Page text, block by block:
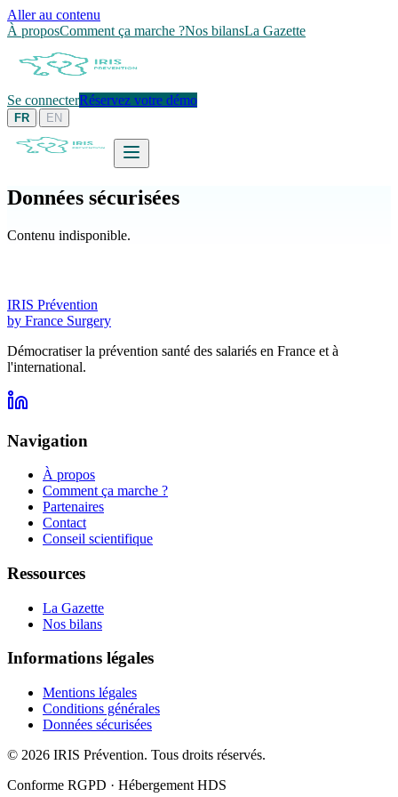
Aller au contenu
À proposComment ça marche ?Nos bilansLa Gazette
Se connecterRéservez votre démo
FR | EN
Données sécurisées
Contenu indisponible.
IRIS Prévention
by France Surgery
Démocratiser la prévention santé des salariés en France et à
l'international.
Navigation
À propos
Comment ça marche ?
Partenaires
Contact
Conseil scientifique
Ressources
La Gazette
Nos bilans
Informations légales
Mentions légales
Conditions générales
Données sécurisées
© 2026 IRIS Prévention. Tous droits réservés.
Conforme RGPD · Hébergement HDS